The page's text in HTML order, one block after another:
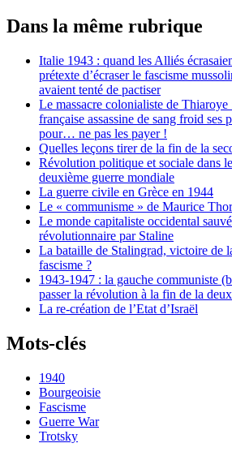
Dans la même rubrique
Italie 1943 : quand les Alliés
prétexte d’écraser le fascisme
avaient tenté de pactiser
Le massacre colonialiste de Thiaroye
française assassine de sang froid ses
pour… ne pas les payer !
Quelles leçons tirer de la fin de la
Révolution politique et sociale dans
deuxième guerre mondiale
La guerre civile en Grèce en 1944
Le « communisme » de Maurice
Le monde capitaliste occidental
révolutionnaire par Staline
La bataille de Stalingrad, victoire de
fascisme ?
1943-1947 : la gauche communiste
passer la révolution à la fin de la
La re-création de l’Etat d’Israël
Mots-clés
1940
Bourgeoisie
Fascisme
Guerre War
Trotsky